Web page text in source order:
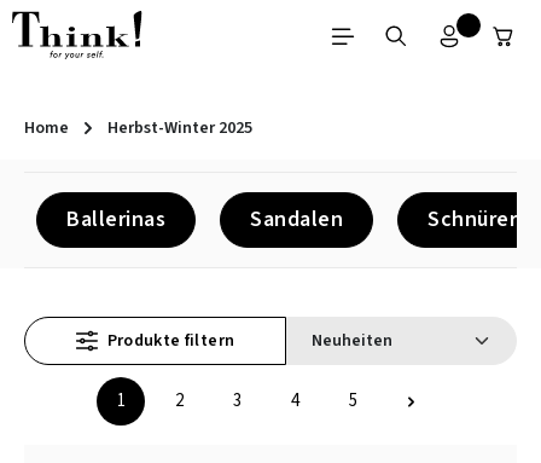
Zum Hauptinhalt springen
Home Herbst-Winter 2025
Ballerinas Sandalen Schnürer
Seite
1 Seite
2 Seite
3 Seite
4 Seite
5
Produkte filtern